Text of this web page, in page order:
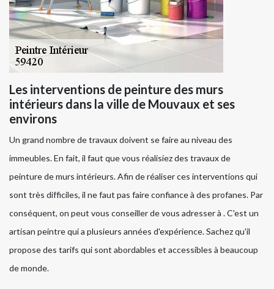
Les interventions de peinture des murs
intérieurs dans la ville de Mouvaux et ses
environs
Un grand nombre de travaux doivent se faire au niveau des
immeubles. En fait, il faut que vous réalisiez des travaux de
peinture de murs intérieurs. Afin de réaliser ces interventions qui
sont très difficiles, il ne faut pas faire confiance à des profanes. Par
conséquent, on peut vous conseiller de vous adresser à . C'est un
artisan peintre qui a plusieurs années d'expérience. Sachez qu'il
propose des tarifs qui sont abordables et accessibles à beaucoup
de monde.